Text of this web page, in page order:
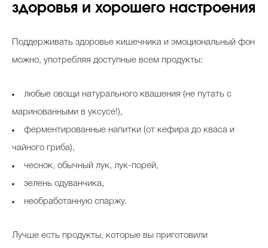
здоровья и хорошего настроения
Поддерживать здоровье кишечника и эмоциональный фон
можно, употребляя доступные всем продукты:
любые овощи натурального квашения (не путать с
маринованными в уксусе!),
ферментированные напитки (от кефира до кваса и
чайного гриба),
чеснок, обычный лук, лук-порей,
зелень одуванчика,
необработанную спаржу.
Лучше есть продукты, которые вы приготовили